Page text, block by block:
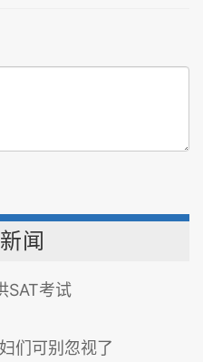
闻
SAT考试
们可别忽视了